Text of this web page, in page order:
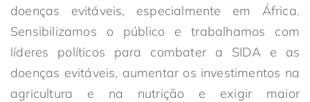
doenças evitáveis, especialmente em África.
Sensibilizamos o público e trabalhamos com
líderes políticos para combater a SIDA e as
doenças evitáveis, aumentar os investimentos na
agricultura e na nutrição e exigir maior